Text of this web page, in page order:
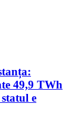
49,9 TWh
e